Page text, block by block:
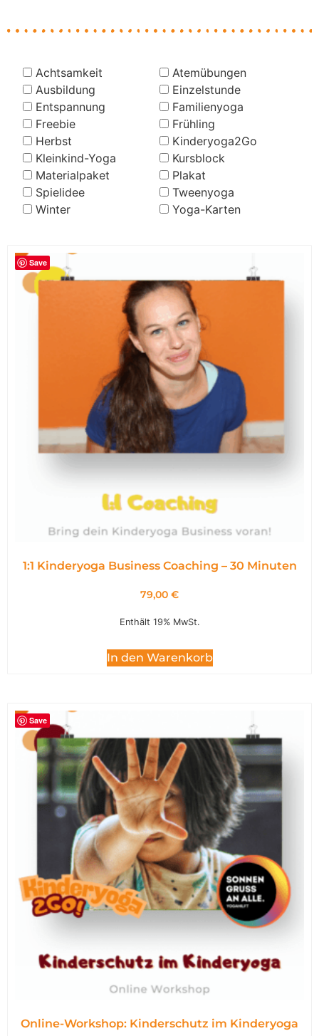
Achtsamkeit
Atemübungen
Ausbildung
Einzelstunde
Entspannung
Familienyoga
Freebie
Frühling
Herbst
Kinderyoga2Go
Kleinkind-Yoga
Kursblock
Materialpaket
Plakat
Spielidee
Tweenyoga
Winter
Yoga-Karten
Save
1:1 Kinderyoga Business Coaching – 30 Minuten
79,00 €
Enthält 19% MwSt.
In den Warenkorb
Save
Online-Workshop: Kinderschutz im Kinderyoga